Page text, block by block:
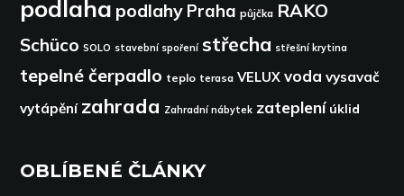
podlaha podlahy Praha půjčka RAKO
Schüco SOLO stavební spoření střecha střešní krytina
tepelné čerpadlo teplo terasa VELUX voda vysavač
vytápění zahrada Zahradní nábytek zateplení úklid
OBLÍBENÉ ČLÁNKY